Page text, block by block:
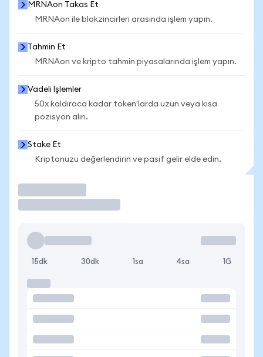
MRNAon Takas Et
MRNAon ile blokzincirleri arasında işlem yapın.
Tahmin Et
MRNAon ve kripto tahmin piyasalarında işlem yapın.
Vadeli İşlemler
50x kaldıraca kadar token'larda uzun veya kısa
pozisyon alın.
Stake Et
Kriptonuzu değerlendirin ve pasif gelir elde edin.
15dk 30dk 1sa 4sa 1G